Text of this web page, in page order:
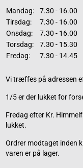
Mandag:
7.30 - 16.00
Tirsdag:
7.30 - 16.00
Onsdag:
7.30 - 16.00
Torsdag:
7.30 - 15.30
Fredag:
7.30 - 14.45
Vi træffes på adressen
1/5 er der lukket for
Fredag efter Kr.
lukket.
Ordrer modtaget inden
varen er på lager.